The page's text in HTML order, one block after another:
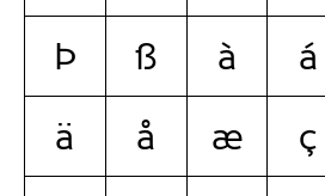
Þ
ß à á
ä
å æ ç